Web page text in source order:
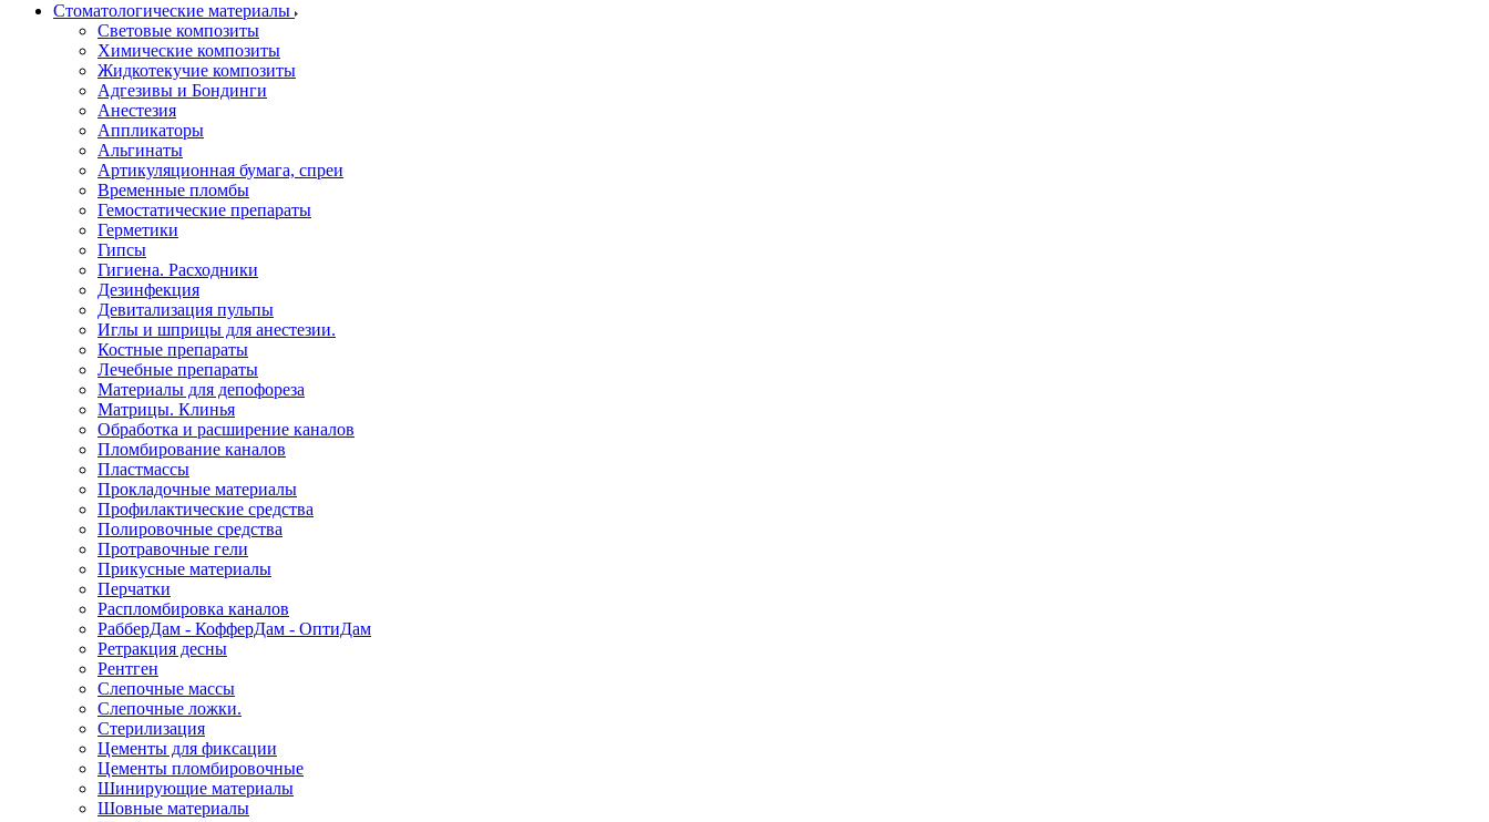
Стоматологические материалы
Световые композиты
Химические композиты
Жидкотекучие композиты
Адгезивы и Бондинги
Анестезия
Аппликаторы
Альгинаты
Артикуляционная бумага, спреи
Временные пломбы
Гемостатические препараты
Герметики
Гипсы
Гигиена. Расходники
Дезинфекция
Девитализация пульпы
Иглы и шприцы для анестезии.
Костные препараты
Лечебные препараты
Материалы для депофореза
Матрицы. Клинья
Обработка и расширение каналов
Пломбирование каналов
Пластмассы
Прокладочные материалы
Профилактические средства
Полировочные средства
Протравочные гели
Прикусные материалы
Перчатки
Распломбировка каналов
РабберДам - КофферДам - ОптиДам
Ретракция десны
Рентген
Слепочные массы
Слепочные ложки.
Стерилизация
Цементы для фиксации
Цементы пломбировочные
Шинирующие материалы
Шовные материалы